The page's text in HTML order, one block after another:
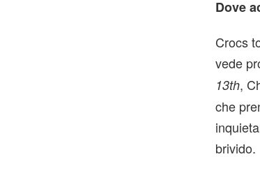
Dove
Crocs
vede
13th,
che
brivido.